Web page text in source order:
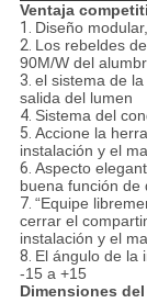
Ventaja
1. Diseño
2. Los rebeldes
90M/W del
3. el sistema de
salida del lumen
4. Sistema del
5. Accione la
instalación y el
6. Aspecto
buena función de
7. “Equipe
cerrar el
instalación y el
8. El ángulo de la
-15 a +15
Dimensiones